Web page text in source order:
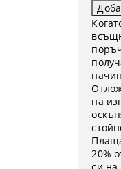
на
20%